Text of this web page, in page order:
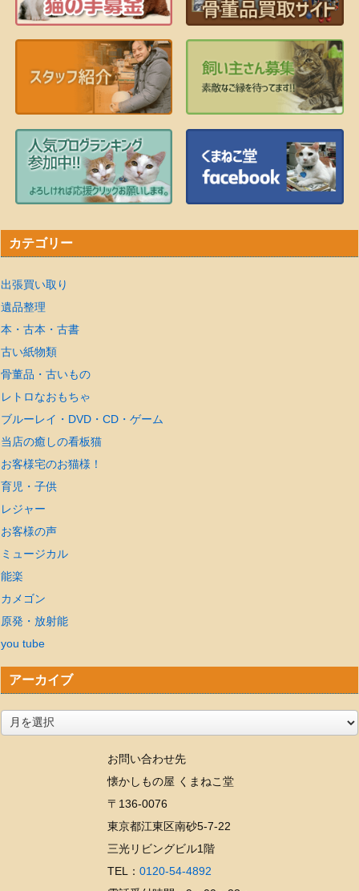
カテゴリー
出張買い取り
遺品整理
本・古本・古書
古い紙物類
骨董品・古いもの
レトロなおもちゃ
ブルーレイ・DVD・CD・ゲーム
当店の癒しの看板猫
お客様宅のお猫様！
育児・子供
レジャー
お客様の声
ミュージカル
能楽
カメゴン
原発・放射能
you tube
アーカイブ
お問い合わせ先
懐かしもの屋 くまねこ堂
〒136-0076
東京都江東区南砂5-7-22
三光リビングビル1階
TEL： 0120-54-4892